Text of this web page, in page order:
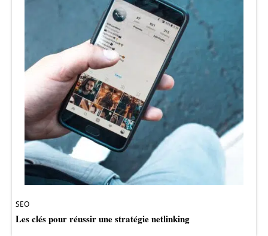
SEO
Les clés pour réussir une stratégie netlinking